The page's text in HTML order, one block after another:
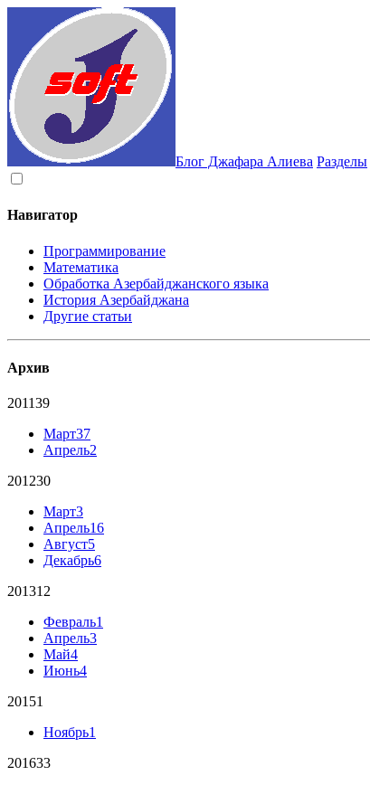
Блог Джафара Алиева Разделы
Навигатор
Программирование
Математика
Обработка Азербайджанского языка
История Азербайджана
Другие статьи
Архив
201139
Март37
Апрель2
201230
Март3
Апрель16
Август5
Декабрь6
201312
Февраль1
Апрель3
Май4
Июнь4
20151
Ноябрь1
201633